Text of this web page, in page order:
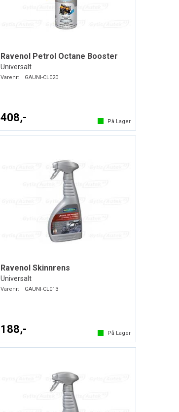
Ravenol Petrol Octane Booster
Universalt
Varenr: GAUNI-CL020
408,- På Lager
Ravenol Skinnrens
Universalt
Varenr: GAUNI-CL013
188,- På Lager